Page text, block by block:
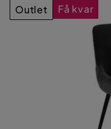
Outlet Få kvar